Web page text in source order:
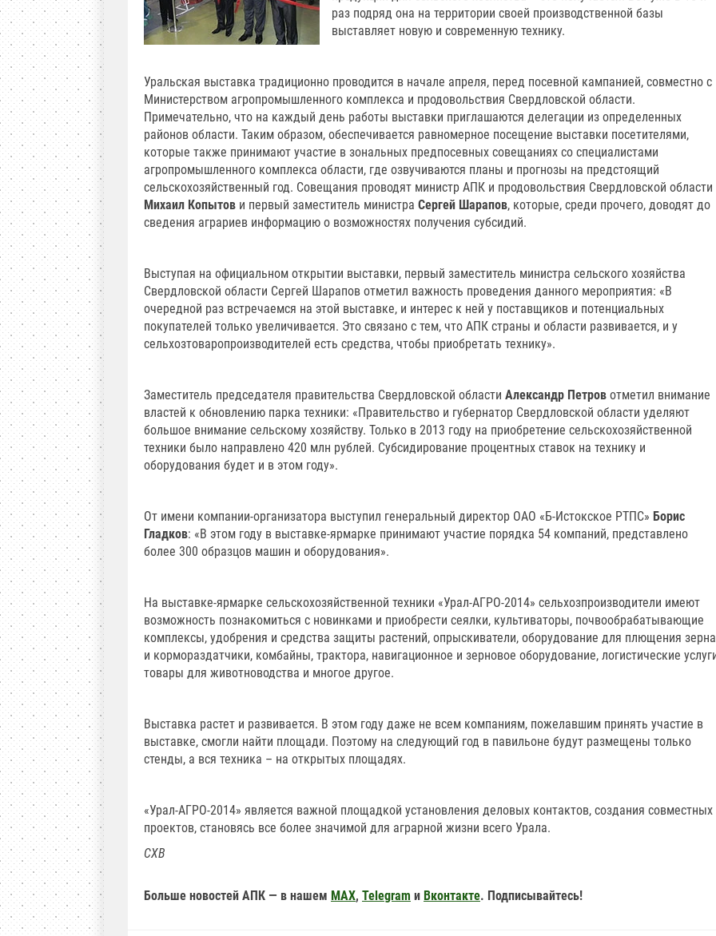
раз подряд она на территории своей производственной базы
выставляет новую и современную технику.
Уральская выставка традиционно проводится в начале апреля, перед посевной кампанией, совместно с
Министерством агропромышленного комплекса и продовольствия Свердловской области.
Примечательно, что на каждый день работы выставки приглашаются делегации из определенных
районов области. Таким образом, обеспечивается равномерное посещение выставки посетителями,
которые также принимают участие в зональных предпосевных совещаниях со специалистами
агропромышленного комплекса области, где озвучиваются планы и прогнозы на предстоящий
сельскохозяйственный год. Совещания проводят министр АПК и продовольствия Свердловской области
Михаил Копытов и первый заместитель министра Сергей Шарапов, которые, среди прочего, доводят до
сведения аграриев информацию о возможностях получения субсидий.
Выступая на официальном открытии выставки, первый заместитель министра сельского хозяйства
Свердловской области Сергей Шарапов отметил важность проведения данного мероприятия: «В
очередной раз встречаемся на этой выставке, и интерес к ней у поставщиков и потенциальных
покупателей только увеличивается. Это связано с тем, что АПК страны и области развивается, и у
сельхозтоваропроизводителей есть средства, чтобы приобретать технику».
Заместитель председателя правительства Свердловской области Александр Петров отметил внимание
властей к обновлению парка техники: «Правительство и губернатор Свердловской области уделяют
большое внимание сельскому хозяйству. Только в 2013 году на приобретение сельскохозяйственной
техники было направлено 420 млн рублей. Субсидирование процентных ставок на технику и
оборудования будет и в этом году».
От имени компании-организатора выступил генеральный директор ОАО «Б-Истокское РТПС» Борис
Гладков: «В этом году в выставке-ярмарке принимают участие порядка 54 компаний, представлено
более 300 образцов машин и оборудования».
На выставке-ярмарке сельскохозяйственной техники «Урал-АГРО-2014» сельхозпроизводители имеют
возможность познакомиться с новинками и приобрести сеялки, культиваторы, почвообрабатывающие
комплексы, удобрения и средства защиты растений, опрыскиватели, оборудование для плющения зерна
и кормораздатчики, комбайны, трактора, навигационное и зерновое оборудование, логистические
товары для животноводства и многое другое.
Выставка растет и развивается. В этом году даже не всем компаниям, пожелавшим принять участие в
выставке, смогли найти площади. Поэтому на следующий год в павильоне будут размещены только
стенды, а вся техника – на открытых площадях.
«Урал-АГРО-2014» является важной площадкой установления деловых контактов, создания совместных
проектов, становясь все более значимой для аграрной жизни всего Урала.
СХВ
Больше новостей АПК — в нашем MAX, Telegram и Вконтакте. Подписывайтесь!